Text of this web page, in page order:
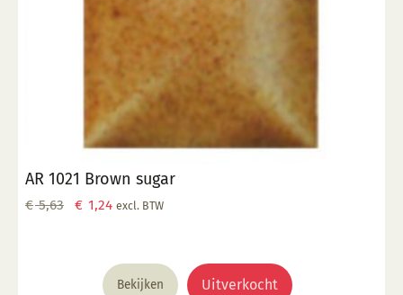
AR 1021 Brown sugar
€5,63
Oorspronkelijke
€ 5,63.
€ 1,24Huidige
€ 1,24.
excl. BTW
Bekijken Uitverkocht